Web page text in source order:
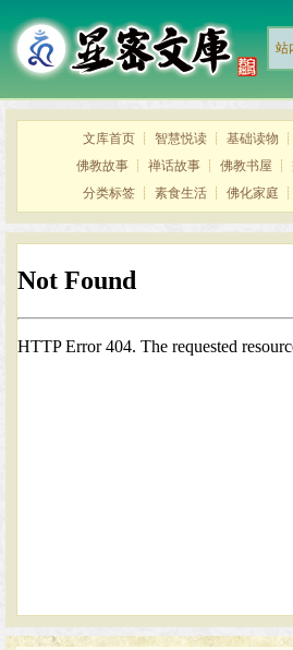
站
文库首页 ┊ 智慧悦读 ┊ 基础读物 ┊
佛教故事 ┊ 禅话故事 ┊ 佛教书屋 ┊
分类标签 ┊ 素食生活 ┊ 佛化家庭 ┊